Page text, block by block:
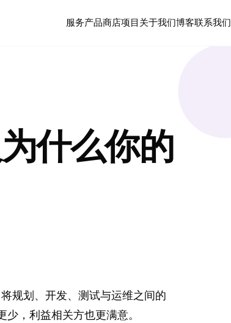
服务产品商店项目 关于我们博客联系我们
什么你的
规划、开发、测试与运维之间的
，利益相关方也更满意。